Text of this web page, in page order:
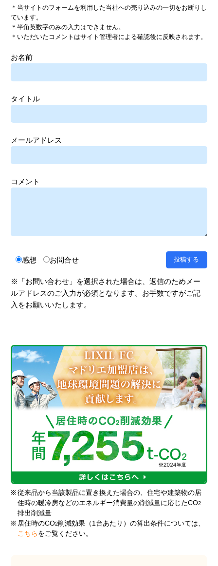
＊当サイトのフォームを利用した当社への売り込みの一切をお断りし
ています。
＊半角英数字のみの入力はできません。
＊いただいたコメントはサイト管理者による確認後に反映されます。
お名前
タイトル
メールアドレス
コメント
感想 お問合せ
※「お問い合わせ」を選択された場合は、返信のためメー
ルアドレスのご入力が必須となります。お手数ですがご記
入をお願いいたします。
※ 従来品から当該製品に置き換えた場合の、住宅や建築物の居
住時の暖冷房などのエネルギー消費量の削減量に応じたCO2
排出削減量
※ 居住時のCO2削減効果（1台あたり）の算出条件については、
こちら をご覧ください。